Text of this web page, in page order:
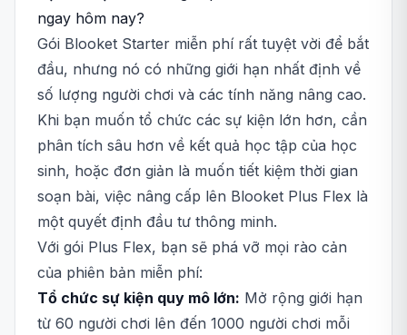
ngay hôm nay?
Gói Blooket Starter miễn phí rất tuyệt vời để bắt
đầu, nhưng nó có những giới hạn nhất định về
số lượng người chơi và các tính năng nâng cao.
Khi bạn muốn tổ chức các sự kiện lớn hơn, cần
phân tích sâu hơn về kết quả học tập của học
sinh, hoặc đơn giản là muốn tiết kiệm thời gian
soạn bài, việc nâng cấp lên Blooket Plus Flex là
một quyết định đầu tư thông minh.
Với gói Plus Flex, bạn sẽ phá vỡ mọi rào cản
của phiên bản miễn phí:
Tổ chức sự kiện quy mô lớn: Mở rộng giới hạn
từ 60 người chơi lên đến 1000 người chơi mỗi